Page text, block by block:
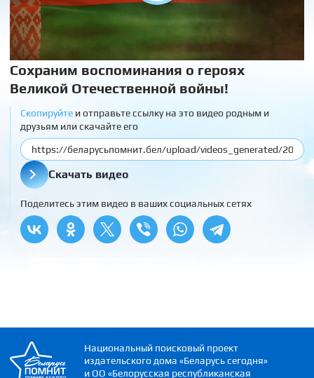
Сохраним воспоминания о героях
Великой Отечественной войны!
Скопируйтеи отправьте ссылку на это видео родным и
друзьям или скачайте его
Скачать видео
Поделитесь этим видео в ваших социальных сетях
Национальный поисковый проект
издательского дома «Беларусь сегодня»
и ОО «Белорусская республиканская